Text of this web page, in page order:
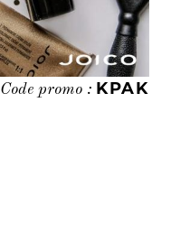
Code promo : KPAK